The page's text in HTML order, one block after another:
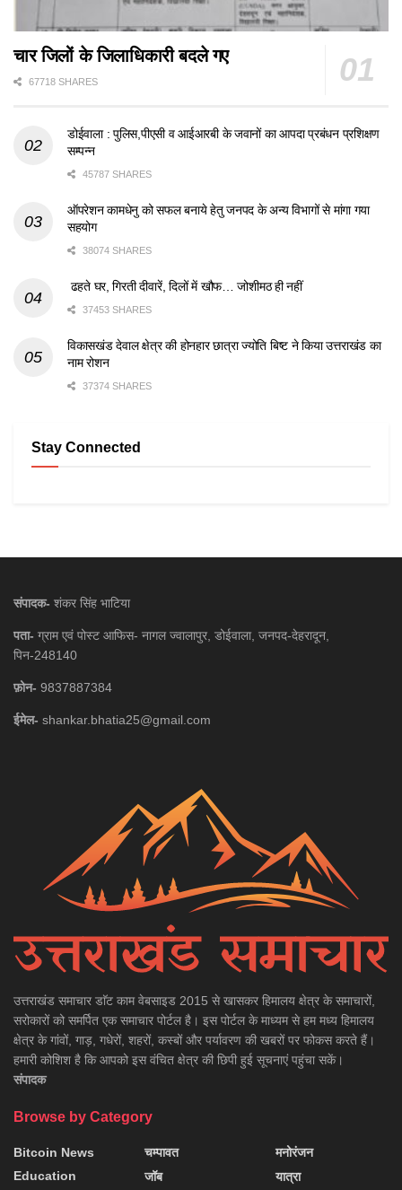
चार जिलों के जिलाधिकारी बदले गए
67718 SHARES
डोईवाला : पुलिस,पीएसी व आईआरबी के जवानों का आपदा प्रबंधन प्रशिक्षण
सम्पन्न
45787 SHARES
ऑपरेशन कामधेनु को सफल बनाये हेतु जनपद के अन्य विभागों से मांगा गया
सहयोग
38074 SHARES
ढहते घर, गिरती दीवारें, दिलों में खौफ… जोशीमठ ही नहीं
37453 SHARES
विकासखंड देवाल क्षेत्र की होनहार छात्रा ज्योति बिष्ट ने किया उत्तराखंड का
नाम रोशन
37374 SHARES
Stay Connected
संपादक- शंकर सिंह भाटिया
पता- ग्राम एवं पोस्ट आफिस- नागल ज्वालापुर, डोईवाला, जनपद-देहरादून,
पिन-248140
फ़ोन- 9837887384
ईमेल- shankar.bhatia25@gmail.com
उत्तराखंड समाचार डाॅट काम वेबसाइड 2015 से खासकर हिमालय क्षेत्र के समाचारों,
सरोकारों को समर्पित एक समाचार पोर्टल है। इस पोर्टल के माध्यम से हम मध्य हिमालय
क्षेत्र के गांवों, गाड़, गधेरों, शहरों, कस्बों और पर्यावरण की खबरों पर फोकस करते हैं।
हमारी कोशिश है कि आपको इस वंचित क्षेत्र की छिपी हुई सूचनाएं पहुंचा सकें।
संपादक
Browse by Category
Bitcoin News
Education
चम्पावत
जॉब
मनोरंजन
यात्रा